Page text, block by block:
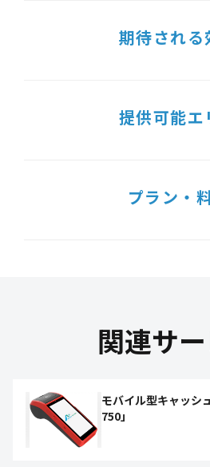
期待される
提供可能エ
プラン・
関連サ
モバイル型キャッシ
750」